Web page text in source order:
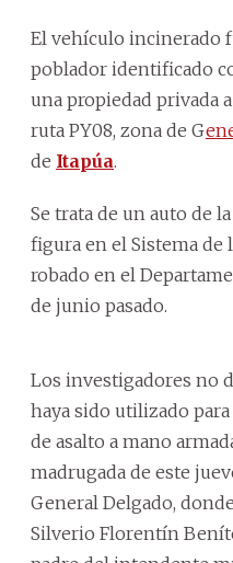
El vehículo incinerado
poblador identificado
una propiedad privada
ruta PY08, zona de G
de Itapúa.
Se trata de un auto de
figura en el Sistema de
robado en el
de junio pasado.
Los investigadores no
haya sido utilizado
de asalto a mano
madrugada de este
General Delgado,
Silverio Florentín